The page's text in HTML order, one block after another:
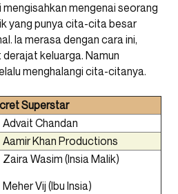
mengisahkan mengenai seorang
yang punya cita-cita besar
Ia merasa dengan cara ini,
keluarga. Namun
menghalangi cita-citanya.
Superstar
Advait Chandan
Aamir Khan Productions
Zaira Wasim (Insia Malik)
Meher Vij (Ibu Insia)